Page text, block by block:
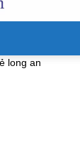
long an